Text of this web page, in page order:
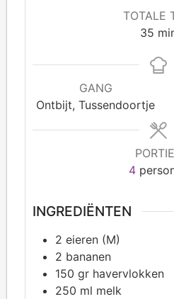
TOTALE
35
GANG
Ontbijt, Tussendoortje
4
INGREDIËNTEN
2 eieren (M)
2 bananen
150 gr havervlokken
250 ml melk